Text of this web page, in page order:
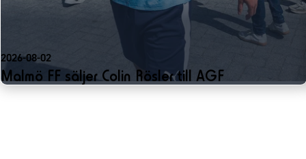
2026-08-02
Malmö FF säljer Colin Rösler till AGF